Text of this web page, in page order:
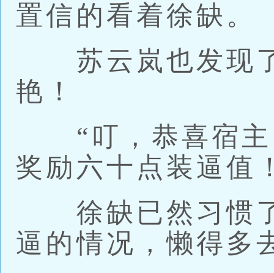
置信的看着徐缺。
苏云岚也发现了
艳！
“叮，恭喜宿主‘
奖励六十点装逼值
徐缺已然习惯了
逼的情况，懒得多